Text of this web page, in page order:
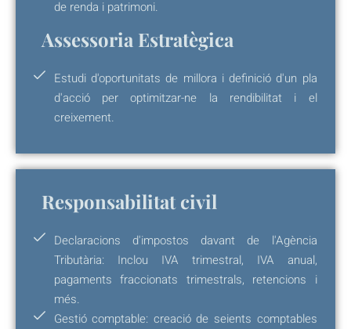
de renda i patrimoni.
Assessoria Estratègica
Estudi d'oportunitats de millora i definició d'un pla
d'acció per optimitzar-ne la rendibilitat i el
creixement.
Responsabilitat civil
Declaracions d'impostos davant de l'Agència
Tributària: Inclou IVA trimestral, IVA anual,
pagaments fraccionats trimestrals, retencions i
més.
Gestió comptable: creació de seients comptables